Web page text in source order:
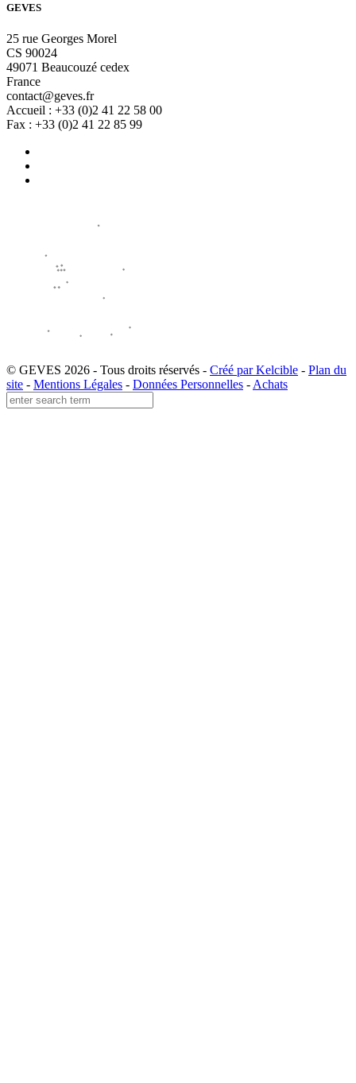
GEVES
25 rue Georges Morel
CS 90024
49071 Beaucouzé cedex
France
contact@geves.fr
Accueil : +33 (0)2 41 22 58 00
Fax : +33 (0)2 41 22 85 99
© GEVES 2026 - Tous droits réservés - Créé par Kelcible - Plan du
site - Mentions Légales - Données Personnelles - Achats